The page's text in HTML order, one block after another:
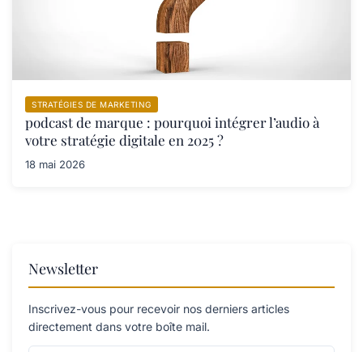
STRATÉGIES DE MARKETING
podcast de marque : pourquoi intégrer l’audio à
votre stratégie digitale en 2025 ?
18 mai 2026
Newsletter
Inscrivez-vous pour recevoir nos derniers articles
directement dans votre boîte mail.